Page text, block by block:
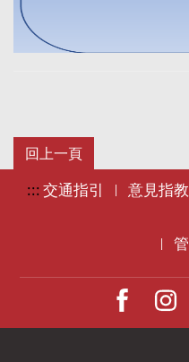
:::交通指引 | 意見指教
|